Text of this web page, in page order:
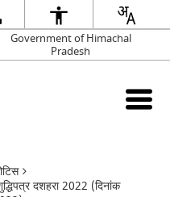
Government of Himachal
Pradesh
दशहरा 2022 (दिनांक